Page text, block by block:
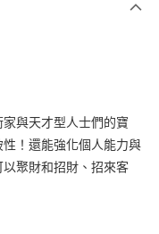
與天才型人士們的寶
！還能強化個人能力與
聚財和招財、招來客